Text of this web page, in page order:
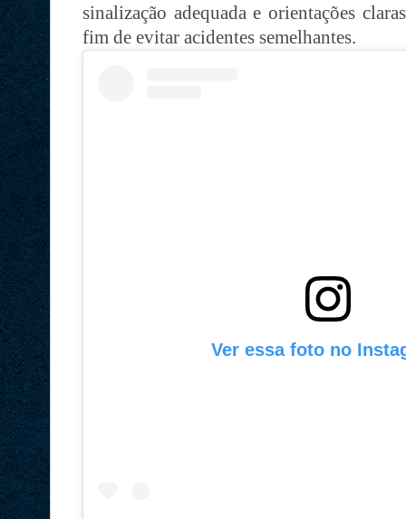
sinalização adequada e orientações
fim de evitar acidentes semelhantes.
Ver essa foto no